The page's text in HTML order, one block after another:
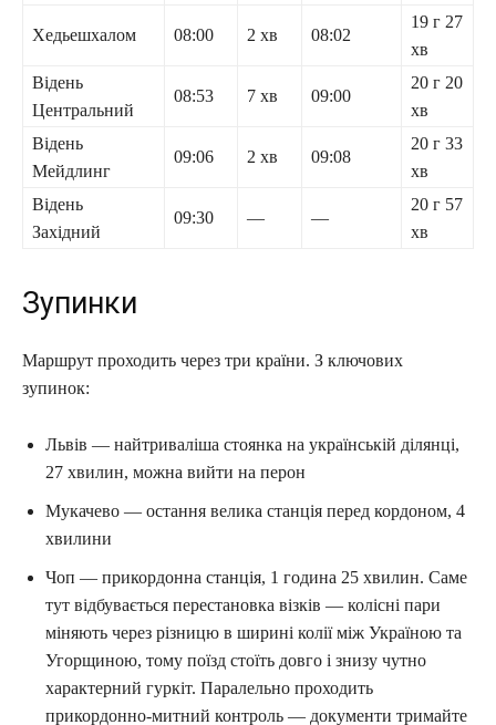
Хедьешхалом 08:00 2 хв 08:02
19 г 27
хв
Відень
Центральний
08:53 7 хв 09:00
20 г 20
хв
Відень
Мейдлинг
09:06 2 хв 09:08
20 г 33
хв
Відень
Західний
09:30 — —
20 г 57
хв
Зупинки
Маршрут проходить через три країни. З ключових
зупинок:
Львів — найтриваліша стоянка на українській ділянці,
27 хвилин, можна вийти на перон
Мукачево — остання велика станція перед кордоном, 4
хвилини
Чоп — прикордонна станція, 1 година 25 хвилин. Саме
тут відбувається перестановка візків — колісні пари
міняють через різницю в ширині колії між Україною та
Угорщиною, тому поїзд стоїть довго і знизу чутно
характерний гуркіт. Паралельно проходить
прикордонно-митний контроль — документи тримайте